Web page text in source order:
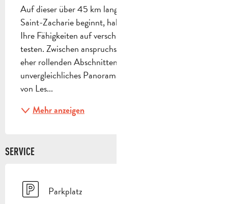
Auf dieser über 45 km langen Rundstrecke, die in
Saint-Zacharie beginnt, haben Sie die Möglichkeit,
Ihre Fähigkeiten auf verschiedenen Bodenarten zu
testen. Zwischen anspruchsvollen Anstiegen und
eher rollenden Abschnitten werden Sie ein
unvergleichliches Panorama genießen. Der Aufstieg
von Les...
Mehr anzeigen
SERVICE
Parkplatz